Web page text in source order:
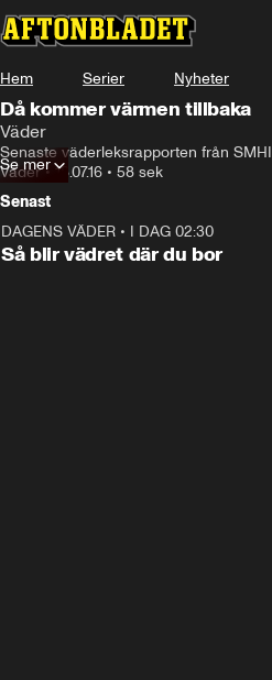
Hem Serier Nyheter
Då kommer värmen tillbaka
Väder
Senaste väderleksrapporten från SMHI
Väder• 18.07.16 • 58 sek
Se mer
Senast
DAGENS VÄDER • I DAG 02:30
Så blir vädret där du bor